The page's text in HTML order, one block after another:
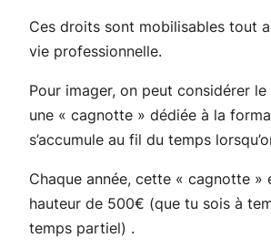
Ces droits sont mobilisables tout
vie professionnelle.
Pour imager, on peut considérer le
une « cagnotte » dédiée à la
s’accumule au fil du temps
Chaque année, cette « cagnotte »
hauteur de 500€ (que tu sois à
temps partiel) .